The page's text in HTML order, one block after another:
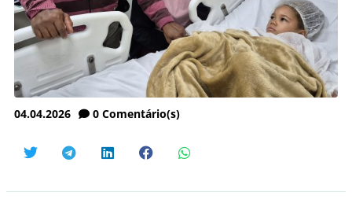
04.04.2026 0 Comentário(s)